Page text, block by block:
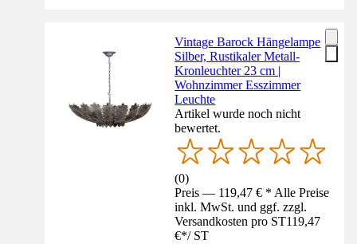
Vintage Barock Hängelampe
Silber, Rustikaler Metall-
Kronleuchter 23 cm |
Wohnzimmer Esszimmer
Leuchte
Artikel wurde noch nicht
bewertet.
(0)
Preis — 119,47 € * Alle Preise
inkl. MwSt. und ggf. zzgl.
Versandkosten pro ST119,47
€*/ ST